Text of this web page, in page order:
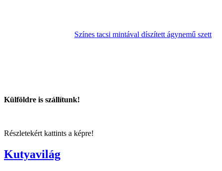
Színes tacsi mintával díszített ágynemű szett
Külföldre is szállítunk!
Részletekért kattints a képre!
Kutyavilág